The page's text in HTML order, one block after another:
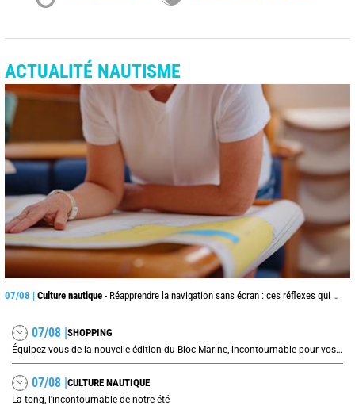
ACTUALITÉ NAUTISME
07/08 | Culture nautique - Réapprendre la navigation sans écran : ces réflexes qui peuvent sauver une traversée
07/08 |SHOPPING
Équipez-vous de la nouvelle édition du Bloc Marine, incontournable pour vos prochaines navigations !
07/08 |CULTURE NAUTIQUE
La tong, l'incontournable de notre été